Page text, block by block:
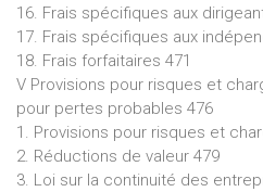
16. Frais spécifiques aux
17. Frais spécifiques aux
18. Frais forfaitaires 471
V Provisions pour risques et
pour pertes probables 476
1. Provisions pour risques et
2. Réductions de valeur 479
3. Loi sur la continuité des